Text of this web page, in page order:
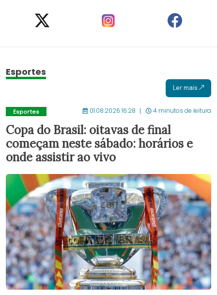
Esportes
Ler mais
Esportes 01.08.2026 16:28 4 minutos de leitura
Copa do Brasil: oitavas de final
começam neste sábado: horários e
onde assistir ao vivo